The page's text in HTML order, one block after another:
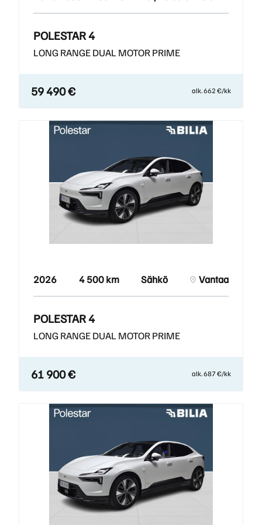
POLESTAR 4
LONG RANGE DUAL MOTOR PRIME
59 490 € alk. 662 €/kk
2026 4 500 km Sähkö Vantaa
POLESTAR 4
LONG RANGE DUAL MOTOR PRIME
61 900 € alk. 687 €/kk